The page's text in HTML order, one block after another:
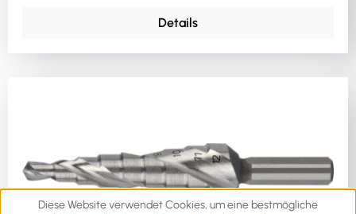
Details
Diese Website verwendet Cookies, um eine bestmögliche